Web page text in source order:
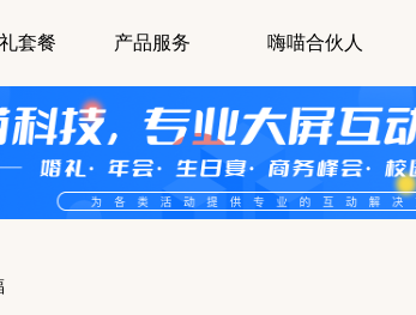
套餐 产品服务 嗨喵合伙人